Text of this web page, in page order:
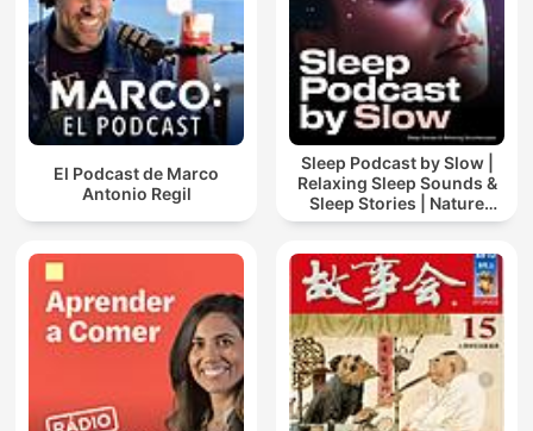
El Podcast de Marco
Antonio Regil
Sleep Podcast by Slow |
Relaxing Sleep Sounds &
Sleep Stories | Nature
Sound For Sleep | ASMR